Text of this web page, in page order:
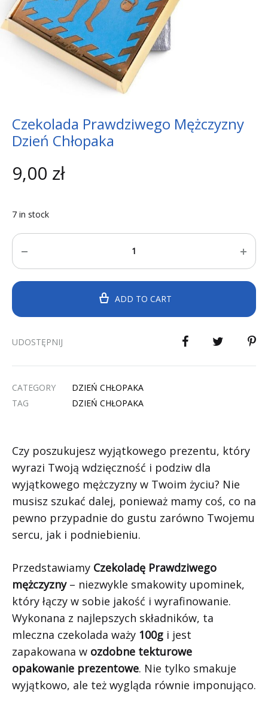
Czekolada Prawdziwego Mężczyzny
Dzień Chłopaka
9,00 zł
7 in stock
Quantity
ADD TO CART
UDOSTĘPNIJ
CATEGORY
DZIEŃ CHŁOPAKA
TAG
DZIEŃ CHŁOPAKA
Czy poszukujesz wyjątkowego prezentu, który
wyrazi Twoją wdzięczność i podziw dla
wyjątkowego mężczyzny w Twoim życiu? Nie
musisz szukać dalej, ponieważ mamy coś, co na
pewno przypadnie do gustu zarówno Twojemu
sercu, jak i podniebieniu.
Przedstawiamy Czekoladę Prawdziwego
mężczyzny– niezwykle smakowity upominek,
który łączy w sobie jakość i wyrafinowanie.
Wykonana z najlepszych składników, ta
mleczna czekolada waży 100g i jest
zapakowana w ozdobne tekturowe
opakowanie prezentowe. Nie tylko smakuje
wyjątkowo, ale też wygląda równie imponująco.